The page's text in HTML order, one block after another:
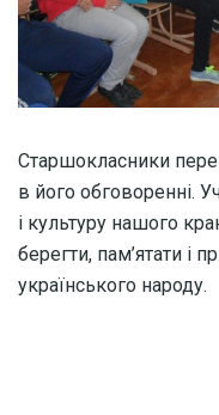
Старшокласники
в його обговоренні.
і культуру нашого
берегти, пам’ятати і
українського народу.